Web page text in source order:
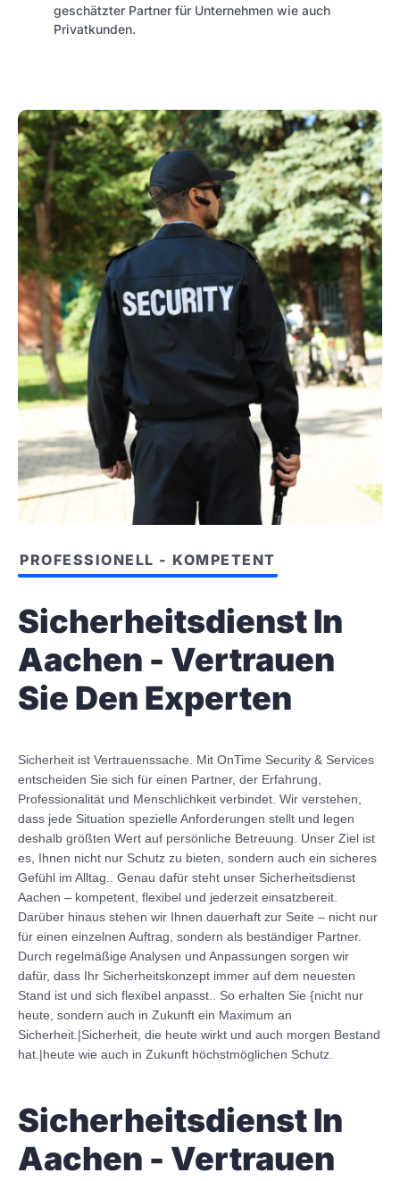
geschätzter Partner für Unternehmen wie auch
Privatkunden.
PROFESSIONELL - KOMPETENT
Sicherheitsdienst In
Aachen - Vertrauen
Sie Den Experten
Sicherheit ist Vertrauenssache. Mit OnTime Security & Services
entscheiden Sie sich für einen Partner, der Erfahrung,
Professionalität und Menschlichkeit verbindet. Wir verstehen,
dass jede Situation spezielle Anforderungen stellt und legen
deshalb größten Wert auf persönliche Betreuung. Unser Ziel ist
es, Ihnen nicht nur Schutz zu bieten, sondern auch ein sicheres
Gefühl im Alltag.. Genau dafür steht unser Sicherheitsdienst
Aachen – kompetent, flexibel und jederzeit einsatzbereit.
Darüber hinaus stehen wir Ihnen dauerhaft zur Seite – nicht nur
für einen einzelnen Auftrag, sondern als beständiger Partner.
Durch regelmäßige Analysen und Anpassungen sorgen wir
dafür, dass Ihr Sicherheitskonzept immer auf dem neuesten
Stand ist und sich flexibel anpasst.. So erhalten Sie {nicht nur
heute, sondern auch in Zukunft ein Maximum an
Sicherheit.|Sicherheit, die heute wirkt und auch morgen Bestand
hat.|heute wie auch in Zukunft höchstmöglichen Schutz.
Sicherheitsdienst In
Aachen - Vertrauen